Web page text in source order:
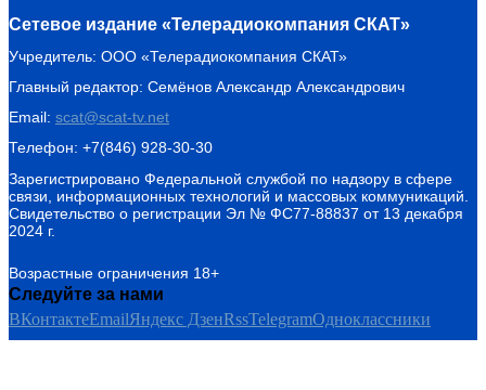
Сетевое издание «Телерадиокомпания СКАТ»
Учредитель: ООО «Телерадиокомпания СКАТ»
Главный редактор: Семёнов Александр Александрович
Email: scat@scat-tv.net
Телефон: +7(846) 928-30-30
Зарегистрировано Федеральной службой по надзору в сфере
связи, информационных технологий и массовых коммуникаций.
Свидетельство о регистрации Эл № ФС77-88837 от 13 декабря
2024 г.
Возрастные ограничения 18+
Следуйте за нами
ВКонтактеEmailЯндекс ДзенRssTelegramОдноклассники